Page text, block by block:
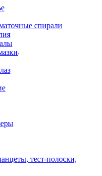
спирали
тест-полоски,